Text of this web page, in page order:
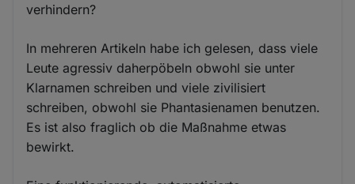
verhindern?
In mehreren Artikeln habe ich gelesen, dass viele
Leute agressiv daherpöbeln obwohl sie unter
Klarnamen schreiben und viele zivilisiert
schreiben, obwohl sie Phantasienamen benutzen.
Es ist also fraglich ob die Maßnahme etwas
bewirkt.